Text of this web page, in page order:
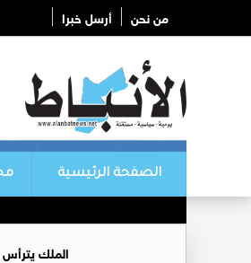
من نحن أرسل خبرا
الصفحة الرئيسية
الملك يترأس